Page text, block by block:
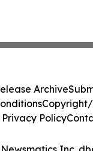
Archive
Copyright/
Privacy Policy